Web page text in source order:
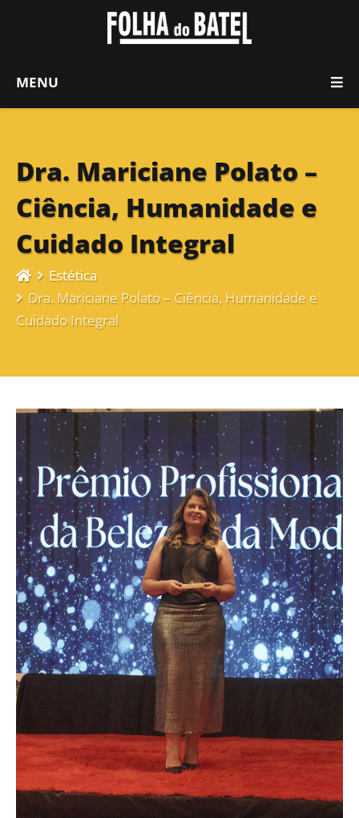
MENU
Dra. Mariciane Polato –
Ciência, Humanidade e
Cuidado Integral
Estética
Dra. Mariciane Polato – Ciência, Humanidade e
Cuidado Integral